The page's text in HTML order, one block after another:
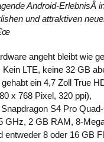
Android-ErlebnisÂ
und attraktiven
angeht bleibt wie
Kein LTE, keine 32 GB
ein 4,7 Zoll True
x 768 Pixel, 320 ppi),
S4 Pro
GHz, 2 GB RAM, 8-
entweder 8 oder 16 GB